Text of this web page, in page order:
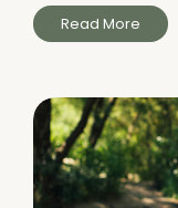
Read More